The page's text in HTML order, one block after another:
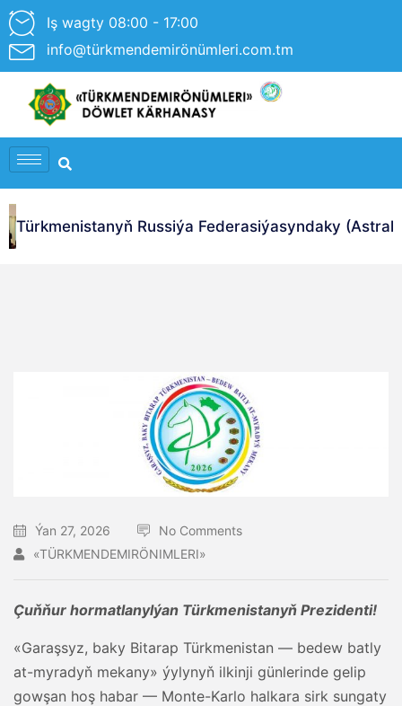
Iş wagty 08:00 - 17:00
info@türkmendemirönümleri.com.tm
Türkmenistanyň Russiýa Federasiýasyndaky
Ýan 27, 2026
No Comments
«TÜRKMENDEMIRÖNIMLERI»
Çuňňur hormatlanylýan Türkmenistanyň Prezidenti!
«Garaşsyz, baky Bitarap Türkmenistan — bedew batly
at-myradyň mekany» ýylynyň ilkinji günlerinde gelip
gowşan hoş habar — Monte-Karlo halkara sirk sungaty